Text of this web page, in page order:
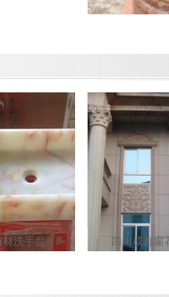
材洗手盆 四川成都窗